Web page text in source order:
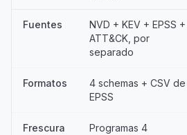
Fuentes
NVD + KEV + EPSS +
ATT&CK, por
separado
Formatos
4 schemas + CSV de
EPSS
Frescura
Programas 4